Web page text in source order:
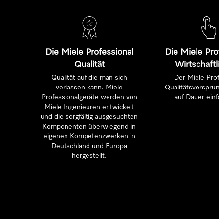
Die Miele Professional
Qualität
Qualität auf die man sich
verlassen kann. Miele
Professionalgeräte werden von
Miele Ingenieuren entwickelt
und die sorgfältig ausgesuchten
Komponenten überwiegend in
eigenen Kompetenzwerken in
Deutschland und Europa
hergestellt.
Die Miele
Der Miele
auf Dauer